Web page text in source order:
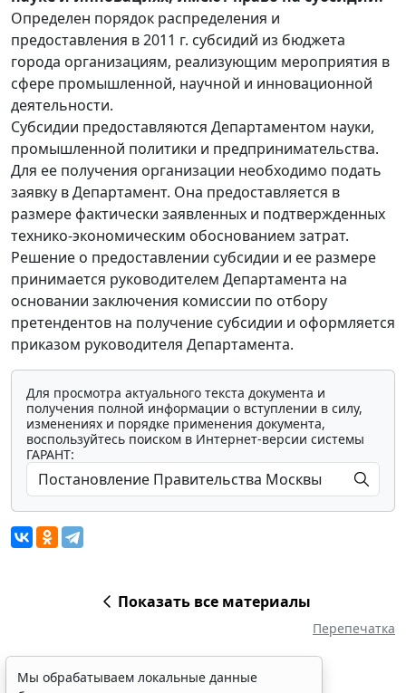
Определен порядок распределения и
предоставления в 2011 г. субсидий из бюджета
города организациям, реализующим мероприятия в
сфере промышленной, научной и инновационной
деятельности.
Субсидии предоставляются Департаментом науки,
промышленной политики и предпринимательства.
Для ее получения организации необходимо подать
заявку в Департамент. Она предоставляется в
размере фактически заявленных и подтвержденных
технико-экономическим обоснованием затрат.
Решение о предоставлении субсидии и ее размере
принимается руководителем Департамента на
основании заключения комиссии по отбору
претендентов на получение субсидии и оформляется
приказом руководителя Департамента.
Для просмотра актуального текста документа и
получения полной информации о вступлении в силу,
изменениях и порядке применения документа,
воспользуйтесь поиском в Интернет-версии системы
ГАРАНТ:
Показать все материалы
Перепечатка
Мы обрабатываем локальные данные